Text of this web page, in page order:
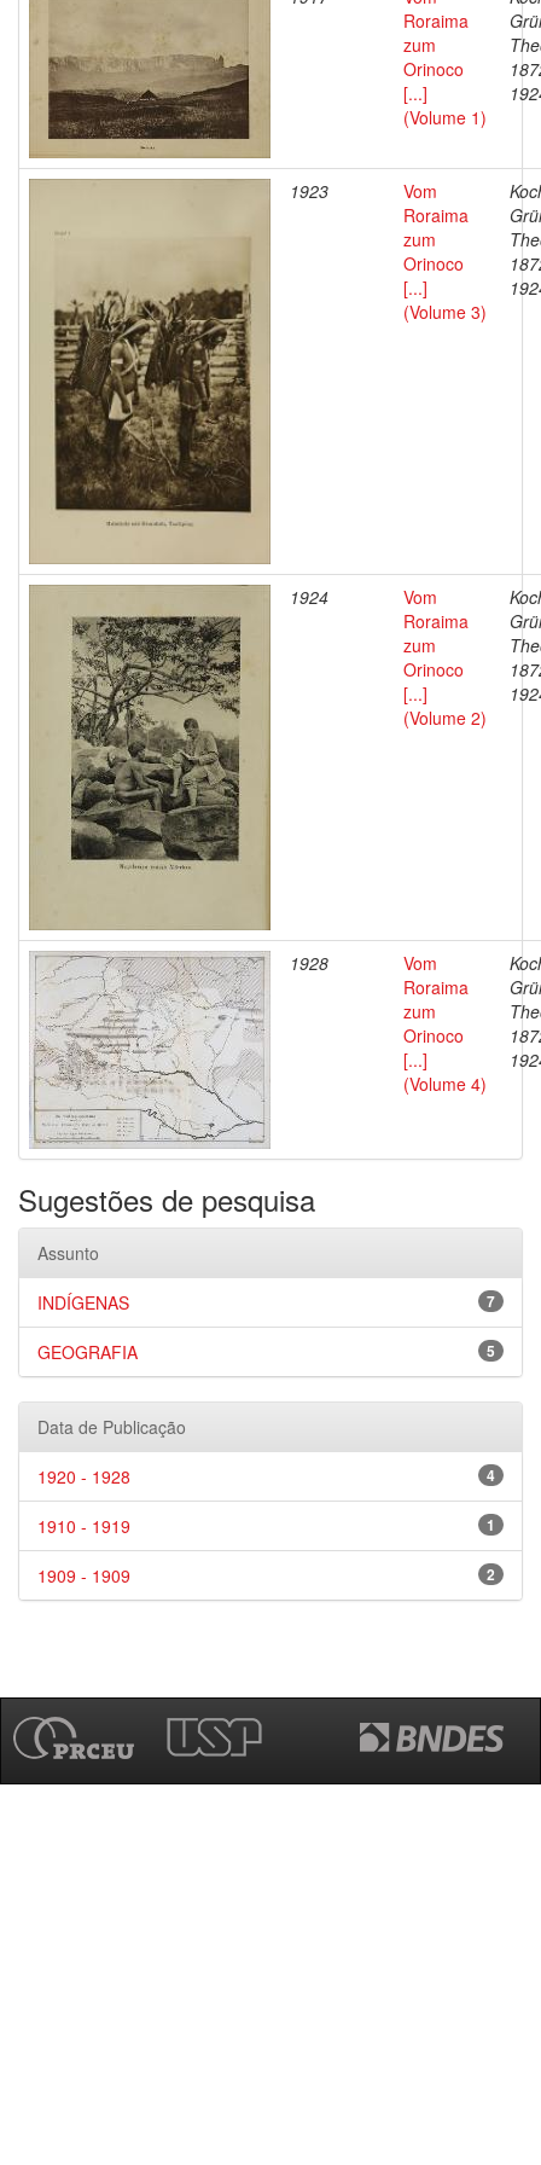
Roraima
zum
Orinoco
[...]
(Volume 1)
1923
Vom
Roraima
zum
Orinoco
[...]
(Volume 3)
1924
Vom
Roraima
zum
Orinoco
[...]
(Volume 2)
1928
Vom
Roraima
zum
Orinoco
[...]
(Volume 4)
Sugestões de pesquisa
Assunto
7
INDÍGENAS
5
GEOGRAFIA
Data de Publicação
4
1920 - 1928
1
1910 - 1919
2
1909 - 1909